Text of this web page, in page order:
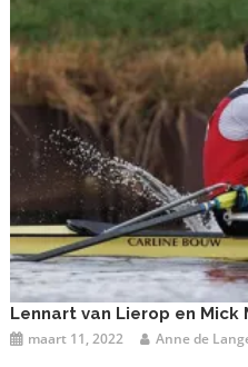
Lennart van Lierop en Mick
maart 11, 2022 Anne de